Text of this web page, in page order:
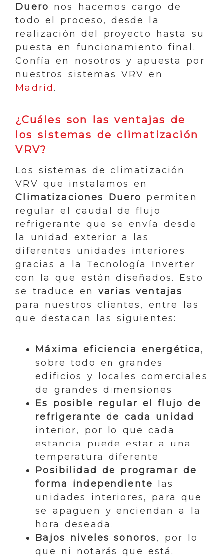
Duero nos hacemos cargo de
todo el proceso, desde la
realización del proyecto hasta su
puesta en funcionamiento final.
Confía en nosotros y apuesta por
nuestros sistemas VRV en
Madrid .
¿Cuáles son las ventajas de
los sistemas de climatización
VRV?
Los sistemas de climatización
VRV que instalamos en
Climatizaciones Duero permiten
regular el caudal de flujo
refrigerante que se envía desde
la unidad exterior a las
diferentes unidades interiores
gracias a la Tecnología Inverter
con la que están diseñados. Esto
se traduce envarias ventajas
para nuestros clientes, entre las
que destacan las siguientes:
Máxima eficiencia energética,
sobre todo en grandes
edificios y locales comerciales
de grandes dimensiones
Es posible regular el flujo de
refrigerante de cada unidad
interior, por lo que cada
estancia puede estar a una
temperatura diferente
Posibilidad de programar de
forma independiente las
unidades interiores, para que
se apaguen y enciendan a la
hora deseada.
Bajos niveles sonoros, por lo
que ni notarás que está.